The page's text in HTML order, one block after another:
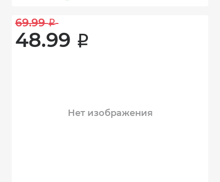
69.99 i
48.99 i
Нет изображения